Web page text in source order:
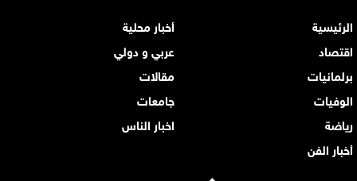
الرئيسية
أخبار محلية
اقتصاد
عربي و دولي
برلمانيات
مقالات
الوفيات
جامعات
رياضة
اخبار الناس
أخبار الفن